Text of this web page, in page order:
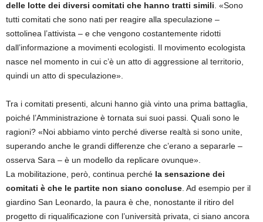
delle lotte dei diversi comitati che hanno tratti simili. «Sono
tutti comitati che sono nati per reagire alla speculazione –
sottolinea l’attivista – e che vengono costantemente ridotti
dall’informazione a movimenti ecologisti. Il movimento ecologista
nasce nel momento in cui c’è un atto di aggressione al territorio,
quindi un atto di speculazione».
Tra i comitati presenti, alcuni hanno già vinto una prima battaglia,
poiché l’Amministrazione è tornata sui suoi passi. Quali sono le
ragioni? «Noi abbiamo vinto perché diverse realtà si sono unite,
superando anche le grandi differenze che c’erano a separarle –
osserva Sara – è un modello da replicare ovunque».
La mobilitazione, però, continua perché la sensazione dei
comitati è che le partite non siano concluse. Ad esempio per il
giardino San Leonardo, la paura è che, nonostante il ritiro del
progetto di riqualificazione con l’università privata, ci siano ancora